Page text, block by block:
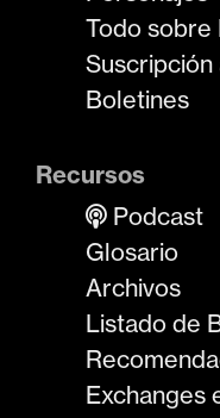
Todo sobre
Boletines
Recursos
Podcast
Glosario
Archivos
Listado de
Exchanges